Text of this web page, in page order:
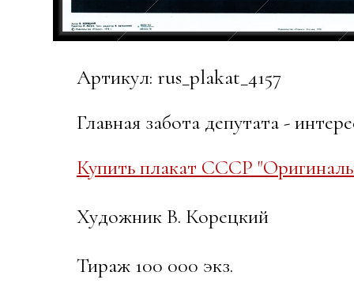
Артикул: rus_plakat_4157
Главная забота депутата -
Купить плакат СССР
Художник В. Корецкий
Тираж 100 000 экз.